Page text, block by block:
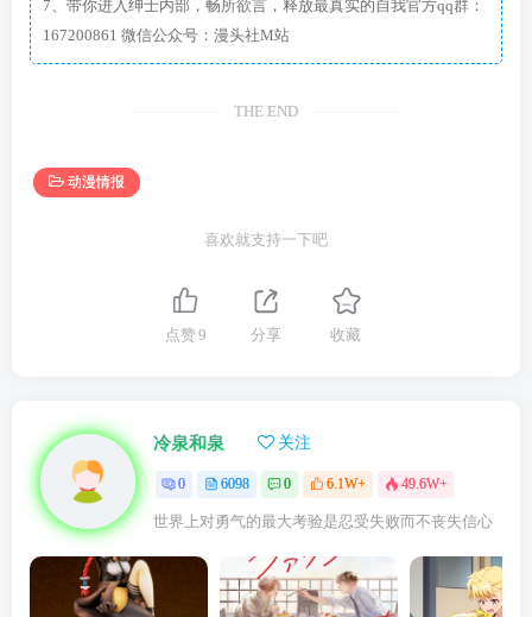
7、带你进入绅士内部，畅所欲言，释放最真实的自我官方qq群：
167200861 微信公众号：漫头社M站
THE END
动漫情报
喜欢就支持一下吧
点赞9 分享 收藏
冷泉和泉 关注
0 6098 0 6.1W+ 49.6W+
世界上对勇气的最大考验是忍受失败而不丧失信心